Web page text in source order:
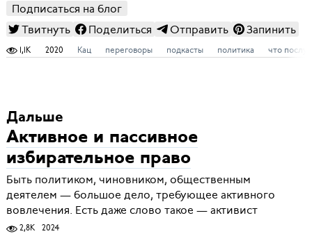
Подписаться на блог
Твитнуть
Поделиться Отправить Запинить
1,1K 2020 Кац переговоры подкасты политика что
Дальше
Активное и пассивное
избирательное право
Быть политиком, чиновником, общественным
деятелем — большое дело, требующее активного
вовлечения. Есть даже слово такое — активист
2,8K 2024